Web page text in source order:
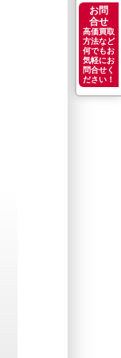
お問
合せ
高価買取
方法など
何でもお
気軽にお
問合せく
ださい！